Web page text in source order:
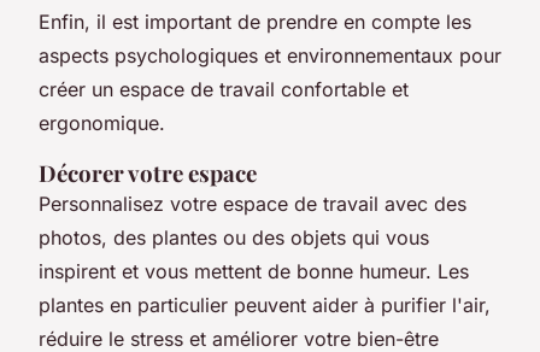
Enfin, il est important de prendre en compte les
aspects psychologiques et environnementaux pour
créer un espace de travail confortable et
ergonomique.
Décorer votre espace
Personnalisez votre espace de travail avec des
photos, des plantes ou des objets qui vous
inspirent et vous mettent de bonne humeur. Les
plantes en particulier peuvent aider à purifier l'air,
réduire le stress et améliorer votre bien-être